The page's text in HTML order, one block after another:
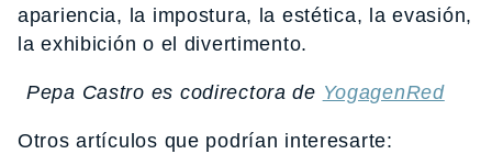
apariencia, la impostura, la estética, la evasión,
la exhibición o el divertimento.
Pepa Castro es codirectora de YogagenRed
Otros artículos que podrían interesarte: